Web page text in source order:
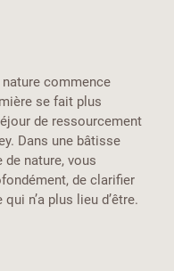
nature commence
se fait plus
de ressourcement
Dans une bâtisse
nature, vous
de clarifier
n’a plus lieu d’être.